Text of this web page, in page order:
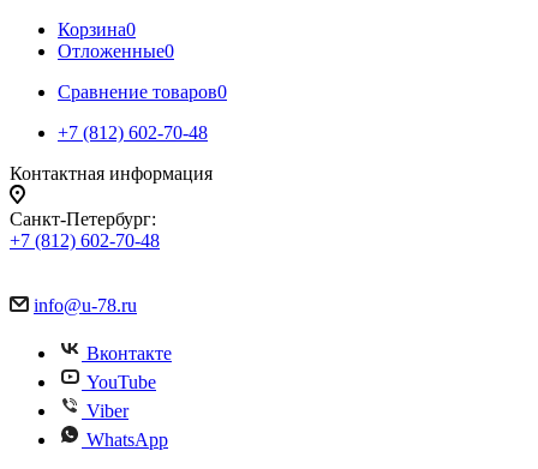
Корзина0
Отложенные0
Сравнение товаров0
+7 (812) 602-70-48
Контактная информация
Санкт-Петербург:
+7 (812) 602-70-48
info@u-78.ru
Вконтакте
YouTube
Viber
WhatsApp